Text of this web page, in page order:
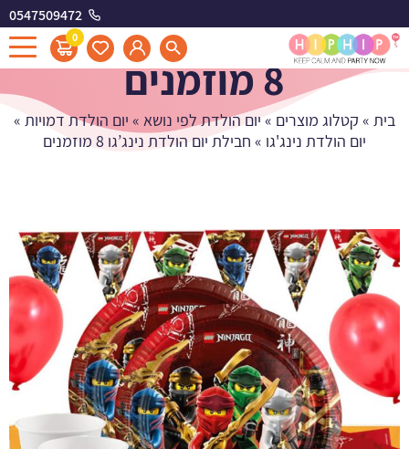
0547509472
0
חבילת יום הולדת נינג'גו
8 מוזמנים
בית » קטלוג מוצרים » יום הולדת לפי נושא » יום הולדת דמויות »
יום הולדת נינג'גו » חבילת יום הולדת נינג’גו 8 מוזמנים